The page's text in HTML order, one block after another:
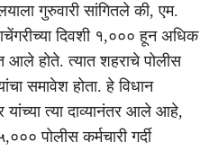
गुरुवारी सांगितले की, एम.
दिवशी १,००० हून अधिक
आले होते. त्यात शहराचे पोलीस
समावेश होता. हे विधान
त्या दाव्यानंतर आले आहे,
पोलीस कर्मचारी गर्दी